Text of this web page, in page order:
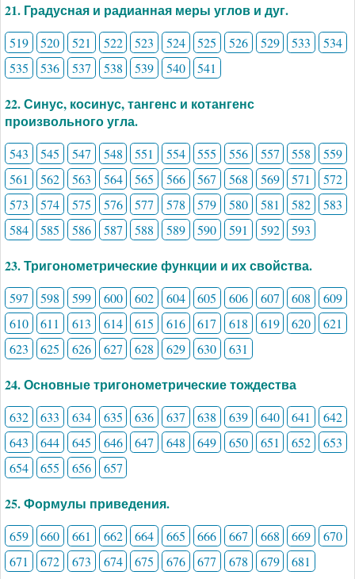
21. Градусная и радианная меры углов и дуг.
519 520 521 522 523 524 525 526 529 533
534
535
536 537 538 539 540 541
22. Синус, косинус, тангенс и котангенс
произвольного угла.
543 545 547 548 551 554 555 556 557 558
559
561
562 563 564 565 566 567 568 569 571
572
573
574 575 576 577 578 579 580 581 582
583
584
585 586 587 588 589 590 591 592 593
23. Тригонометрические функции и их свойства.
597 598 599 600 602 604 605 606 607 608
609
610
611 613 614 615 616 617 618 619 620
621
623
625 626 627 628 629 630 631
24. Основные тригонометрические тождества
632 633 634 635 636 637 638 639 640 641
642
643
644 645 646 647 648 649 650 651 652
653
654
655 656 657
25. Формулы приведения.
659 660 661 662 664 665 666 667 668 669
670
671
672 673 674 675 676 677 678 679 681